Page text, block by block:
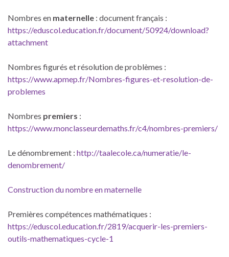
Nombres en maternelle : document français :
https://eduscol.education.fr/document/50924/download?
attachment
Nombres figurés et résolution de problèmes :
https://www.apmep.fr/Nombres-figures-et-resolution-de-
problemes
Nombres premiers :
https://www.monclasseurdemaths.fr/c4/nombres-premiers/
Le dénombrement : http://taalecole.ca/numeratie/le-
denombrement/
Construction du nombre en maternelle
Premières compétences mathématiques :
https://eduscol.education.fr/2819/acquerir-les-premiers-
outils-mathematiques-cycle-1